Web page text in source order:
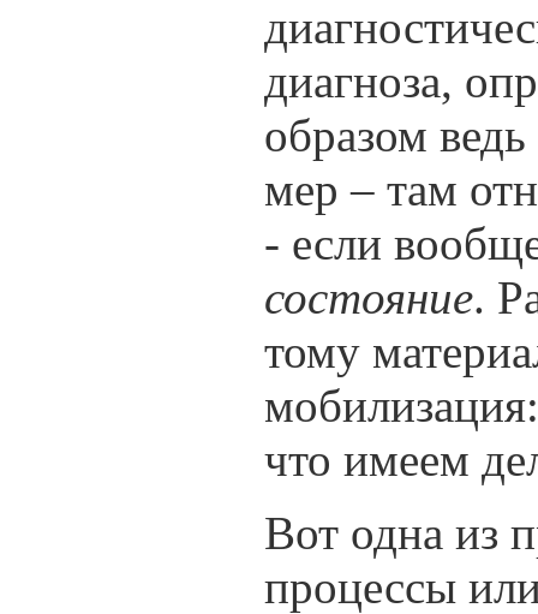
диагноза,
образом
мер – там
- если
состояние.
тому
что имеем
Вот одна из
процессы